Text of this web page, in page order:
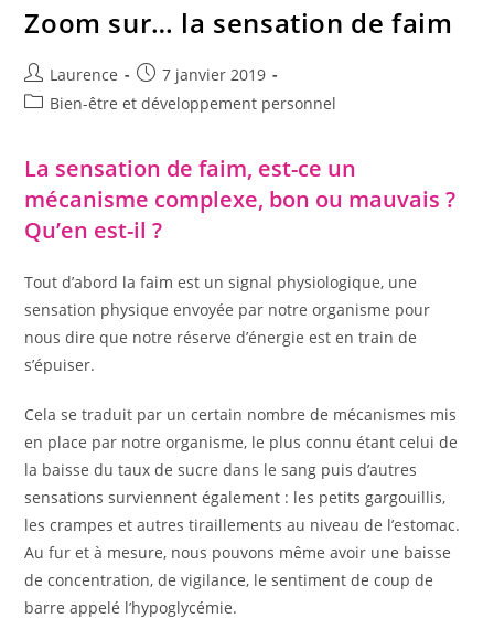
De
Guérison
Zoom sur… la sensation de faim
Auteur/autrice
de
Laurence
Publication
publiée :
7 janvier 2019
PostBien-être et développement personnel
La sensation de faim, est-ce un
mécanisme complexe, bon ou mauvais ?
Qu’en est-il ?
Tout d’abord la faim est un signal physiologique, une
sensation physique envoyée par notre organisme pour
nous dire que notre réserve d’énergie est en train de
s’épuiser.
Cela se traduit par un certain nombre de mécanismes mis
en place par notre organisme, le plus connu étant celui de
la baisse du taux de sucre dans le sang puis d’autres
sensations surviennent également : les petits gargouillis,
les crampes et autres tiraillements au niveau de l’estomac.
Au fur et à mesure, nous pouvons même avoir une baisse
de concentration, de vigilance, le sentiment de coup de
barre appelé l’hypoglycémie.